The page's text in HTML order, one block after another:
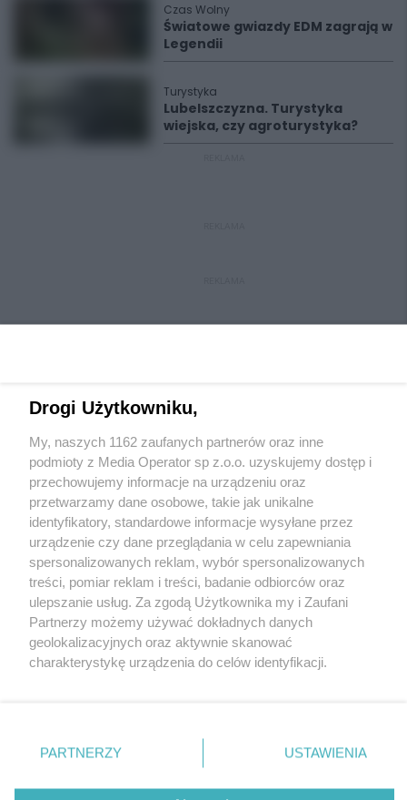
Czas Wolny
Światowe gwiazdy EDM zagrają w
Legendii
Turystyka
Lubelszczyzna. Turystyka
wiejska, czy agroturystyka?
Wydawca mediówlokalnych
Nie zapomnij
zapoznać się z:
polityką prywatności
Twojemiasto
Piekary Śląskie
Chorzów
Tarnowskie Góry
Gliwice
Skontakuj sięz nami
Kontakt
Redakcja
Newsletter
Drogi Użytkowniku,
My, naszych 1162 zaufanych partnerów oraz inne
podmioty z Media Operator sp z.o.o. uzyskujemy dostęp i
przechowujemy informacje na urządzeniu oraz
przetwarzamy dane osobowe, takie jak unikalne
identyfikatory, standardowe informacje wysyłane przez
urządzenie czy dane przeglądania w celu zapewniania
spersonalizowanych reklam, wybór spersonalizowanych
treści, pomiar reklam i treści, badanie odbiorców oraz
ulepszanie usług. Za zgodą Użytkownika my i Zaufani
Partnerzy możemy używać dokładnych danych
geolokalizacyjnych oraz aktywnie skanować
charakterystykę urządzenia do celów identyfikacji.
zmienić/wycofać klikając przycisk ustawień prywatności
znajdujący się w lewym dolnym rogu strony
rodzaje przetwarzania danych nie wymagają zgody
PARTNERZY USTAWIENIA